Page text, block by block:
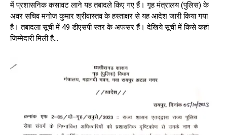
में प्रशासनिक कसावट लाने यह तबादले किए गए हैं। गृह मंत्रालय (पुलिस) के
अवर सचिव मनोज कुमार श्रीवास्तव के हस्ताक्षर से यह आदेश जारी किया गया
है। तबादला सूची में 49 डीएसपी स्तर के अफसर हैं। देखिये सूची में किसे कहां
जिम्मेदारी मिली है…